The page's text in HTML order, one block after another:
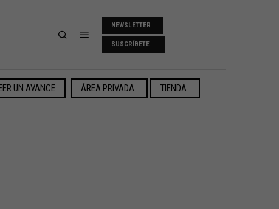
NEWSLETTER
SUSCRÍBETE
UN AVANCE ÁREA PRIVADA TIENDA